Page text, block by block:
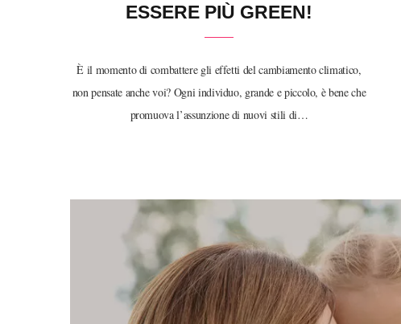
ESSERE PIÙ GREEN!
È il momento di combattere gli effetti del cambiamento climatico,
non pensate anche voi? Ogni individuo, grande e piccolo, è bene che
promuova l’assunzione di nuovi stili di…